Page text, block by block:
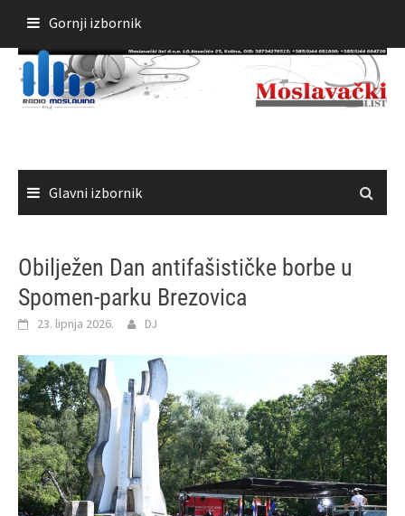
sadržaja
Gornji izbornik
Glavni izbornik
Obilježen Dan antifašističke borbe u
Spomen-parku Brezovica
23. lipnja 2026. DJ